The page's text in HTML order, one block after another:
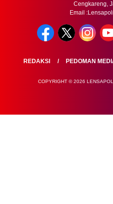
Cengkareng,
Email
REDAKSI PEDOMAN
COPYRIGHT © 2026